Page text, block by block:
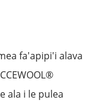
fa'apipi'i alava
ala i le pulea